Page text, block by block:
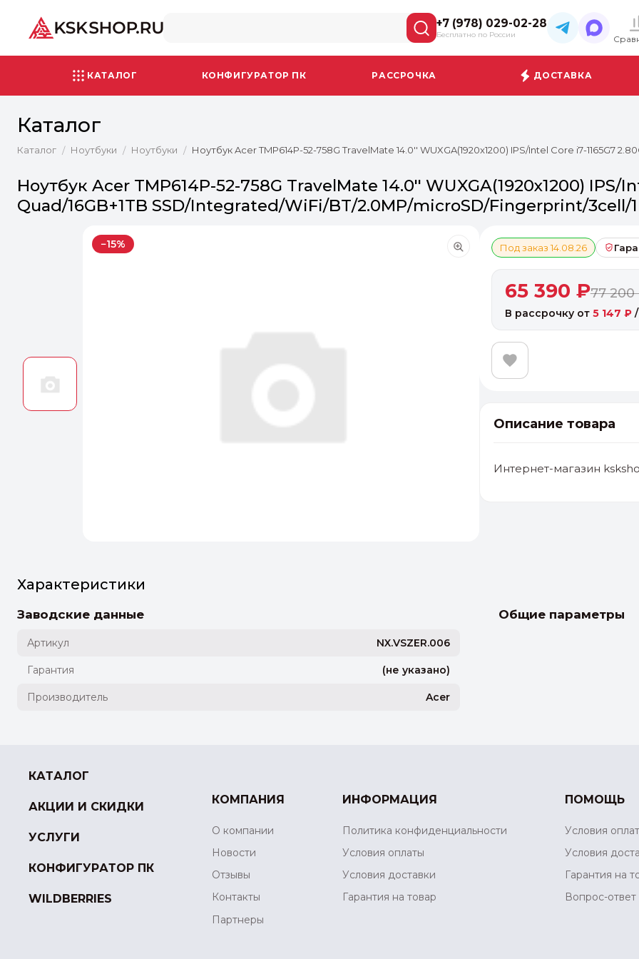
+7 (978) 029-02-28
Бесплатно по России
КАТАЛОГ КОНФИГУРАТОР ПК РАССРОЧКА ДОСТАВКА
Каталог
Каталог / Ноутбуки / Ноутбуки / Ноутбук Acer TMP614P-52-758G TravelMate 14.0'' WUXGA(1920x1200) IPS/Intel Core i7-1165G7
Ноутбук Acer TMP614P-52-758G TravelMate 14.0'' WUXGA(1920x1200) IPS/
Quad/16GB+1TB SSD/Integrated/WiFi/BT/2.0MP/microSD/Fingerprint/3cell/1
−15% Под заказ 14.08.26
65 390 ₽77 200
В рассрочку от 5 147 ₽/
Описание товара
Интернет-магазин
Характеристики
Заводские данные
Артикул NX.VSZER.006
Гарантия (не указано)
Производитель Acer
Общие параметры
КАТАЛОГ
АКЦИИ И СКИДКИ
УСЛУГИ
КОНФИГУРАТОР ПК
WILDBERRIES
КОМПАНИЯ
О компании
Новости
Отзывы
Контакты
Партнеры
ИНФОРМАЦИЯ
Политика конфиденциальности
Условия оплаты
Условия доставки
Гарантия на товар
ПОМОЩЬ
Условия
Условия
Гарантия на
Вопрос-ответ